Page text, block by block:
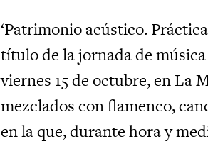
‘Patrimonio acústico.
título de la jornada de
viernes 15 de octubre, en La
mezclados con flamenco,
en la que, durante hora y